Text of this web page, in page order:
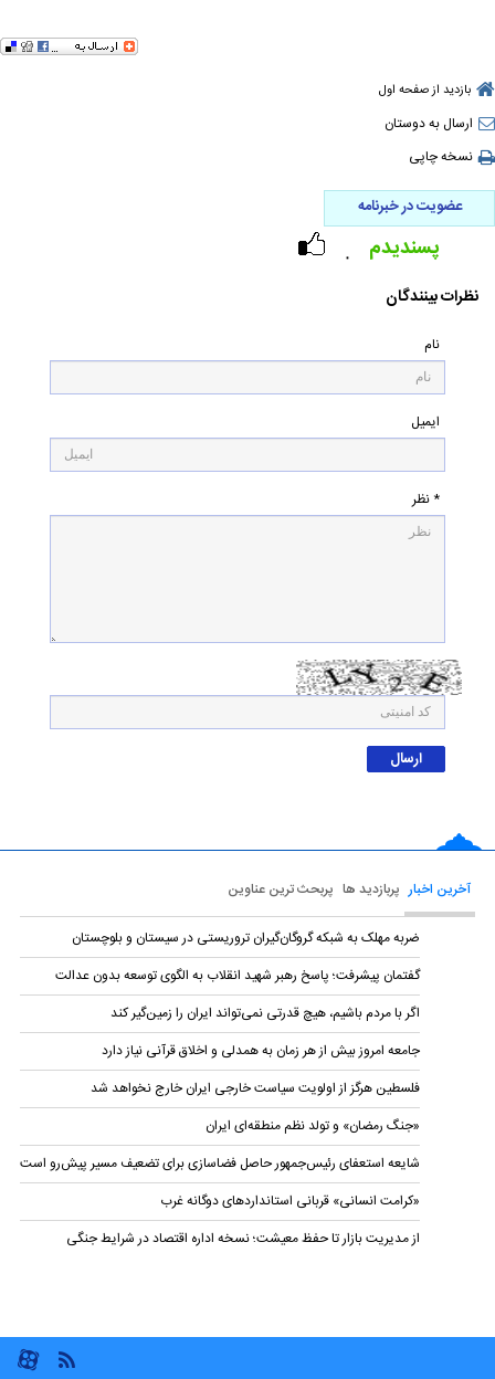
بازدید از صفحه اول
ارسال به دوستان
نسخه چاپی
عضویت در خبرنامه
۰ پسندیدم
نظرات بینندگان
نام
ایمیل
* نظر
آخرین اخبار پربازدید ها پربحث ترین عناوین
ضربه مهلک به شبکه گروگان‌گیران تروریستی در سیستان و بلوچستان
گفتمان پیشرفت؛ پاسخ رهبر شهید انقلاب به الگوی توسعه بدون عدالت
اگر با مردم باشیم، هیچ قدرتی نمی‌تواند ایران را زمین‌گیر کند
جامعه امروز بیش از هر زمان به همدلی و اخلاق قرآنی نیاز دارد
فلسطین هرگز از اولویت سیاست خارجی ایران خارج نخواهد شد
«جنگ رمضان» و تولد نظم منطقه‌ای ایران
شایعه استعفای رئیس‌جمهور حاصل فضاسازی برای تضعیف مسیر پیش‌رو است
«کرامت انسانی» قربانی استاندارد‌های دوگانه غرب
از مدیریت بازار تا حفظ معیشت؛ نسخه اداره اقتصاد در شرایط جنگی